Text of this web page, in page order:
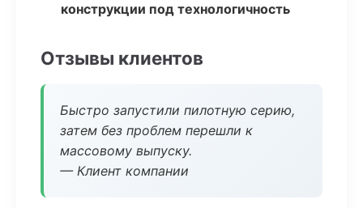
конструкции под технологичность
Отзывы клиентов
Быстро запустили пилотную серию,
затем без проблем перешли к
массовому выпуску.
— Клиент компании